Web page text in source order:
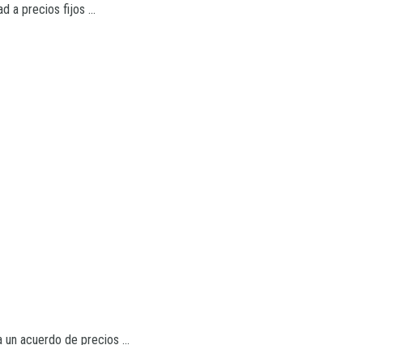
a precios fijos ...
acuerdo de precios ...